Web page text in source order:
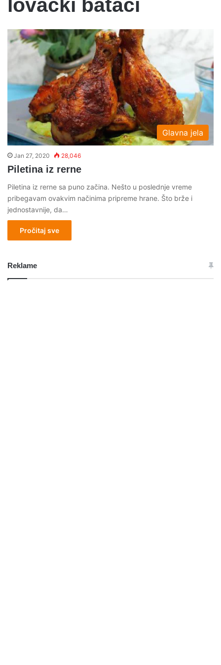
lovacki bataci
Glavna jela
Jan 27, 2020 28,046
Piletina iz rerne
Piletina iz rerne sa puno začina. Nešto u poslednje vreme
pribegavam ovakvim načinima pripreme hrane. Što brže i
jednostavnije, da…
Pročitaj sve
Reklame